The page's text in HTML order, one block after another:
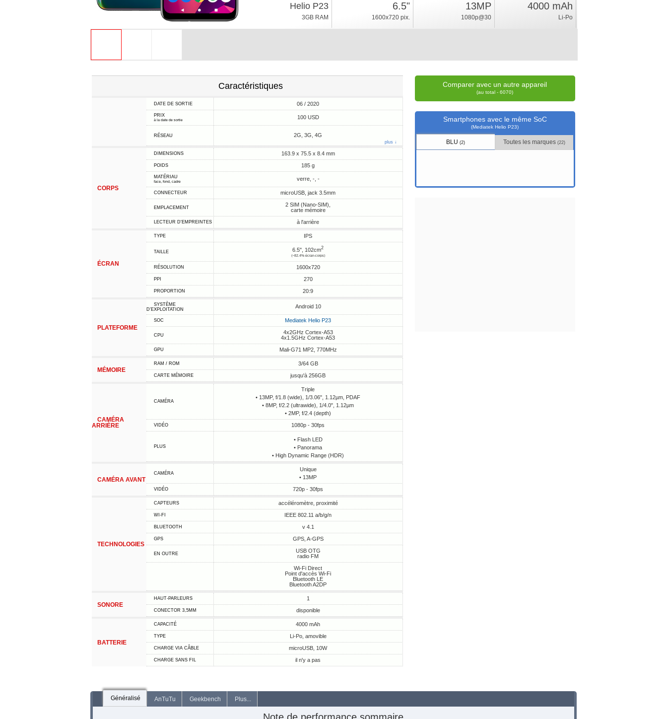
Helio P23
3GB RAM
6.5"
1600x720 pix.
13MP
1080p@30
4000 mAh
Li-Po
Caractéristiques
DATE DE SORTIE 06 / 2020
PRIX
à la date de sortie 100 USD
RÉSEAU 2G, 3G, 4G
plus ↓
CORPS
DIMENSIONS 163.9 x 75.5 x 8.4 mm
POIDS 185 g
MATÉRIAU
face, fond, cadre verre, -, -
CONNECTEUR microUSB, jack 3.5mm
EMPLACEMENT
2 SIM (Nano-SIM),
carte mémoire
LECTEUR D'EMPREINTES à l'arrière
ÉCRAN
TYPE IPS
TAILLE 6.5", 102cm2
(~82.4% écran-corps)
RÉSOLUTION 1600x720
PPI 270
PROPORTION 20:9
PLATEFORME
SYSTÈME
D'EXPLOITATION
Android 10
SOC Mediatek Helio P23
CPU
4x2GHz Cortex-A53
4x1.5GHz Cortex-A53
GPU Mali-G71 MP2, 770MHz
MÉMOIRE
RAM / ROM 3/64 GB
CARTE MÉMOIRE jusqu'à 256GB
CAMÉRA
ARRIÈRE
CAMÉRA
Triple
• 13MP, f/1.8 (wide), 1/3.06", 1.12µm, PDAF
• 8MP, f/2.2 (ultrawide), 1/4.0", 1.12µm
• 2MP, f/2.4 (depth)
VIDÉO 1080p - 30fps
PLUS
• Flash LED
• Panorama
• High Dynamic Range (HDR)
CAMÉRA AVANT
CAMÉRA
Unique
• 13MP
VIDÉO 720p - 30fps
TECHNOLOGIES
CAPTEURS accéléromètre, proximité
WI-FI IEEE 802.11 a/b/g/n
BLUETOOTH v 4.1
GPS GPS, A-GPS
EN OUTRE
USB OTG
radio FM
Wi-Fi Direct
Point d'accès Wi-Fi
Bluetooth LE
Bluetooth A2DP
SONORE
HAUT-PARLEURS 1
CONECTOR 3,5MM disponible
BATTERIE
CAPACITÉ 4000 mAh
TYPE Li-Po, amovible
CHARGE VIA CÂBLE microUSB, 10W
CHARGE SANS FIL il n'y a pas
Comparer avec un autre appareil
(au total - 6070)
Smartphones avec le même SoC
(Mediatek Helio P23)
BLU(2) Toutes les marques (22)
Généralisé AnTuTu Geekbench Plus...